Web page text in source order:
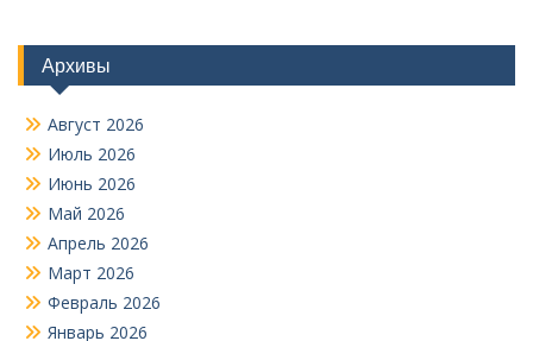
Архивы
Август 2026
Июль 2026
Июнь 2026
Май 2026
Апрель 2026
Март 2026
Февраль 2026
Январь 2026